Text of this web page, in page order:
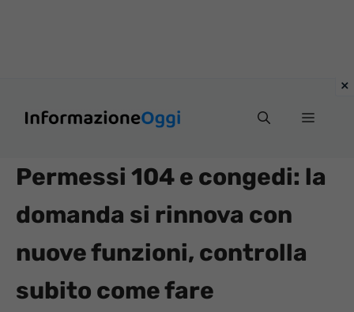
Menu
Permessi 104 e congedi: la
domanda si rinnova con
nuove funzioni, controlla
subito come fare